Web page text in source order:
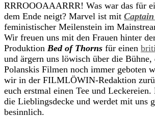
RRROOOAAARRR! Was war das für
dem Ende neigt? Marvel ist mit Capt
feministischer Meilenstein im
Wir freuen uns mit den Frauen hinter
Produktion Bed of Thorns für einen
und ärgern uns löwisch über die Bühne,
Polanskis Filmen noch immer geboten
wir in der FILMLÖWIN-Redaktion
euch erstmal einen Tee und
die Lieblingsdecke und werdet mit uns
besinnlich.